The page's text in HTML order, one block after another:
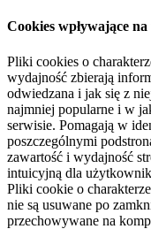
Cookies wpływające
Pliki cookies o
wydajność zbierają
odwiedzana i jak się z
najmniej popularne i w
serwisie. Pomagają w
poszczególnymi
zawartość i wydajność
intuicyjną dla
Pliki cookie o
nie są usuwane po
przechowywane na